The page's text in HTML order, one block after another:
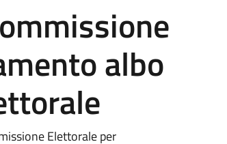
albo
Elettorale per